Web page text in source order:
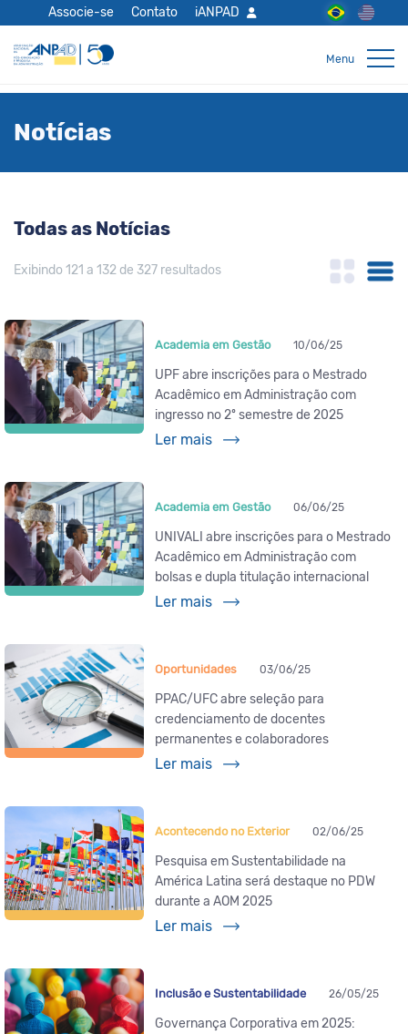
Associe-se Contato iANPAD
Notícias
Todas as Notícias
Exibindo 121 a 132 de 327 resultados
Academia em Gestão 10/06/25
UPF abre inscrições para o Mestrado
Acadêmico em Administração com
ingresso no 2º semestre de 2025
Ler mais
Academia em Gestão 06/06/25
UNIVALI abre inscrições para o Mestrado
Acadêmico em Administração com
bolsas e dupla titulação internacional
Ler mais
Oportunidades 03/06/25
PPAC/UFC abre seleção para
credenciamento de docentes
permanentes e colaboradores
Ler mais
Acontecendo no Exterior 02/06/25
Pesquisa em Sustentabilidade na
América Latina será destaque no PDW
durante a AOM 2025
Ler mais
Inclusão e Sustentabilidade 26/05/25
Governança Corporativa em 2025: